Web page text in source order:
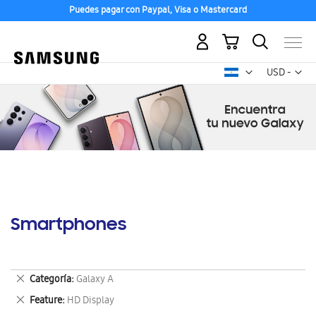
Puedes pagar con Paypal, Visa o Mastercard
USD -
dólar
Mi carrito
Smartphones
Categoría Galaxy A
Eliminar
este
artículo
Feature HD Display
Eliminar